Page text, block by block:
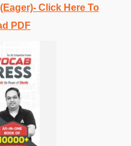
Click Here To
PDF